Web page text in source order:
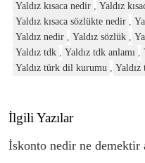
Yaldız kısaca nedir , Yaldız
Yaldız kısaca sözlükte nedir ,
Yaldız nedir , Yaldız sözlük ,
Yaldız tdk , Yaldız tdk anlamı ,
Yaldız türk dil kurumu ,
İlgili Yazılar
İskonto nedir ne demektir